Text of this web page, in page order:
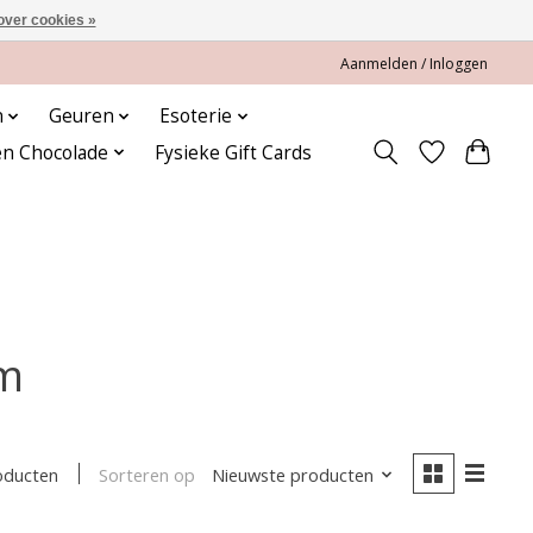
Aanmelden / Inloggen
Geuren
Esoterie
Chocolade
Fysieke Gift Cards
Sorteren op Nieuwste producten
cookies »